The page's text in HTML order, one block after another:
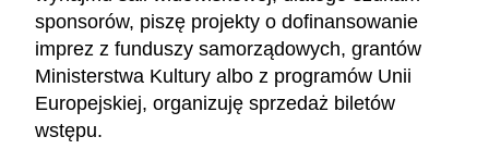
sponsorów, piszę projekty o dofinansowanie
imprez z funduszy samorządowych, grantów
Ministerstwa Kultury albo z programów Unii
Europejskiej, organizuję sprzedaż biletów
wstępu.